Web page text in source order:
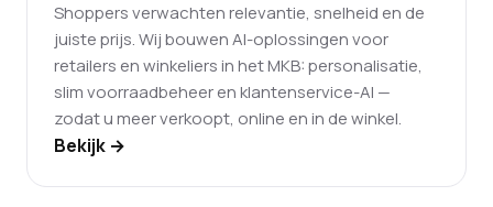
Shoppers verwachten relevantie, snelheid en de
juiste prijs. Wij bouwen AI-oplossingen voor
retailers en winkeliers in het MKB: personalisatie,
slim voorraadbeheer en klantenservice-AI —
zodat u meer verkoopt, online en in de winkel.
Bekijk →